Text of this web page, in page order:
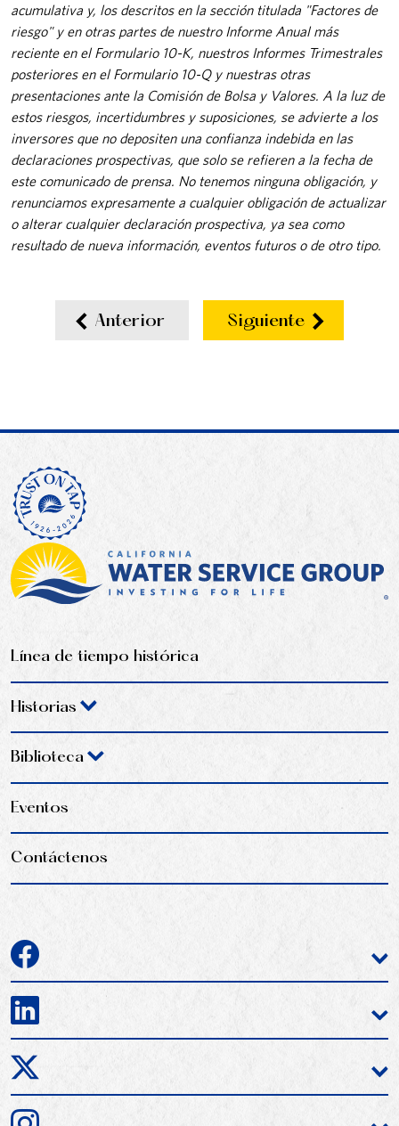
acumulativa y, los descritos en la sección titulada "Factores de
riesgo" y en otras partes de nuestro Informe Anual más
reciente en el Formulario 10-K, nuestros Informes Trimestrales
posteriores en el Formulario 10-Q y nuestras otras
presentaciones ante la Comisión de Bolsa y Valores. A la luz de
estos riesgos, incertidumbres y suposiciones, se advierte a los
inversores que no depositen una confianza indebida en las
declaraciones prospectivas, que solo se refieren a la fecha de
este comunicado de prensa. No tenemos ninguna obligación, y
renunciamos expresamente a cualquier obligación de actualizar
o alterar cualquier declaración prospectiva, ya sea como
resultado de nueva información, eventos futuros o de otro tipo.
Anterior Siguiente
Línea de tiempo histórica
Historias
Biblioteca
Eventos
Contáctenos